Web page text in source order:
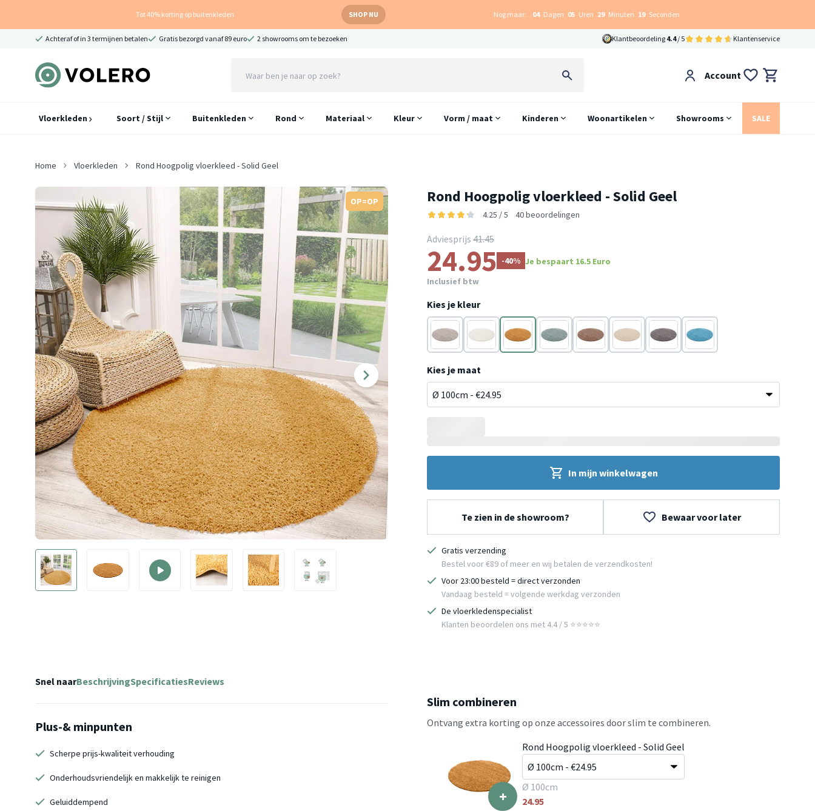
Tot 40% korting op buitenkleden SHOP NU Nog maar: 04 Dagen 05 Uren 29 Minuten 18 Seconden
Achteraf of in 3 termijnen betalen Gratis bezorgd vanaf 89 euro 2 showrooms om te bezoeken Klantbeoordeling 4.4/ 5 Klantenservice
Account
Vloerkleden Soort / Stijl Buitenkleden Rond Materiaal Kleur Vorm / maat Kinderen Woonartikelen Showrooms SALE
Home Vloerkleden Rond Hoogpolig vloerkleed - Solid Geel
OP=OP Rond Hoogpolig vloerkleed - Solid Geel
4.25 / 5 40 beoordelingen
Adviesprijs 41.45
24.95 -40% Je bespaart 16.5 Euro
Inclusief btw
Kies je kleur
Grijs Wit Geel Blauw Taupe Crème Grijs
Turquoise
Kies je maat
In mijn winkelwagen
Te zien in de showroom? Bewaar voor later
Gratis verzending
Bestel voor €89 of meer en wij betalen de verzendkosten!
Voor 23:00 besteld = direct verzonden
Vandaag besteld = volgende werkdag verzonden
De vloerkledenspecialist
Klanten beoordelen ons met 4.4 / 5 ⭐⭐⭐⭐⭐
Snel naarBeschrijvingSpecificatiesReviews
Plus-& minpunten
Scherpe prijs-kwaliteit verhouding
Onderhoudsvriendelijk en makkelijk te reinigen
Geluiddempend
Slim combineren
Ontvang extra korting op onze accessoires door slim te combineren.
+
Rond Hoogpolig vloerkleed - Solid Geel
Ø 100cm
24.95